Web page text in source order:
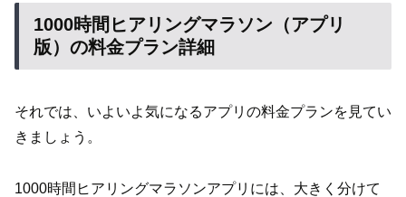
1000時間ヒアリングマラソン（アプリ
版）の料金プラン詳細
それでは、いよいよ気になるアプリの料金プランを見てい
きましょう。
1000時間ヒアリングマラソンアプリには、大きく分けて